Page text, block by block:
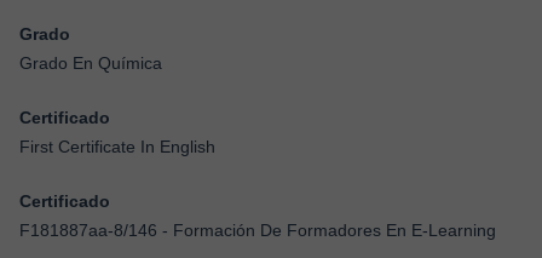
Grado
Grado En Química
Certificado
First Certificate In English
Certificado
F181887aa-8/146 - Formación De Formadores En E-Learning